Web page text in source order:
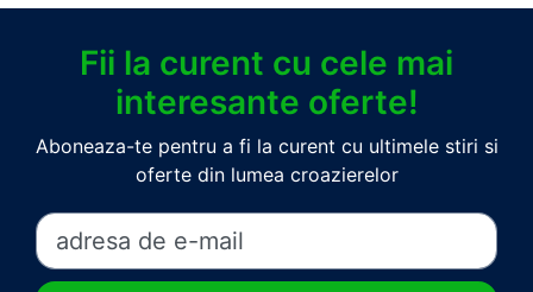
Fii la curent cu cele mai
interesante oferte!
Aboneaza-te pentru a fi la curent cu ultimele stiri si
oferte din lumea croazierelor